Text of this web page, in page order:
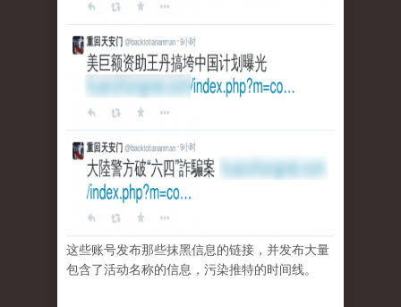
这些账号发布那些抹黑信息的链接，并发布大量
包含了活动名称的信息，污染推特的时间线。